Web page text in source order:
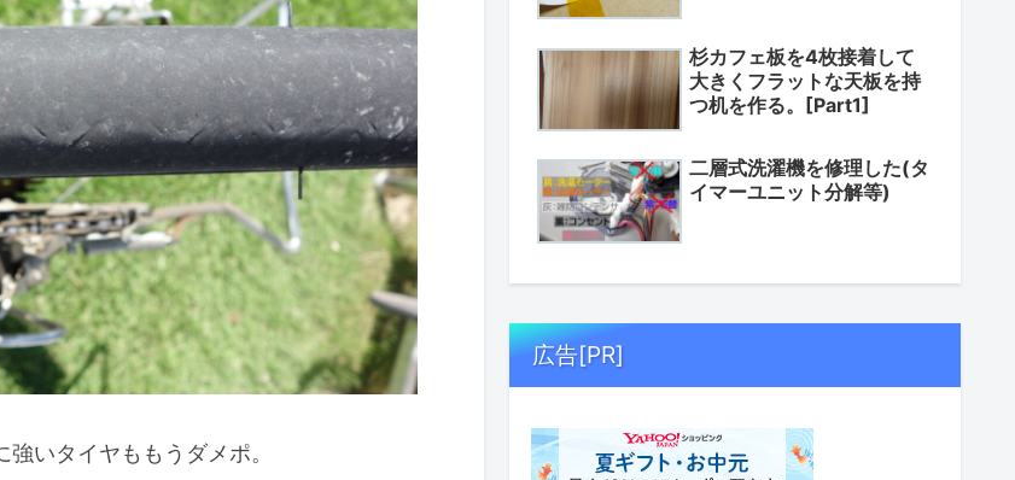
いタイヤももうダメポ。
杉カフェ板を4枚接着して
大きくフラットな天板を持
つ机を作る。[Part1]
二層式洗濯機を修理した(タ
イマーユニット分解等)
広告[PR]